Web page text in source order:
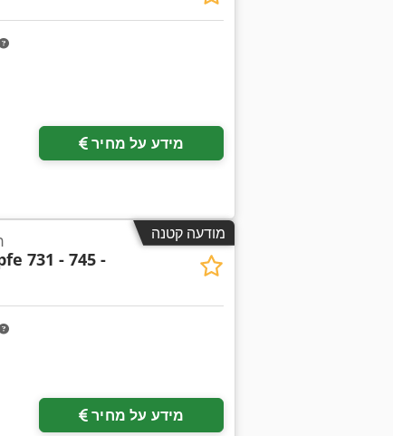
מידע על מחיר
מודעה קטנה
731 - 745 -
מידע על מחיר